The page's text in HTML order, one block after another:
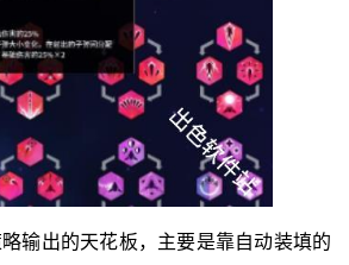
输出的天花板，主要是靠自动装填的